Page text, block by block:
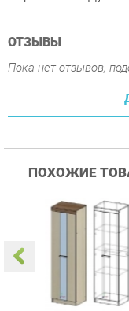
Гостиная Стиль
Атлантида-2 Венге-дуб
Белфорд